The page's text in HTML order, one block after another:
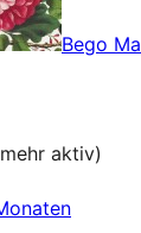
Bego
aktiv)